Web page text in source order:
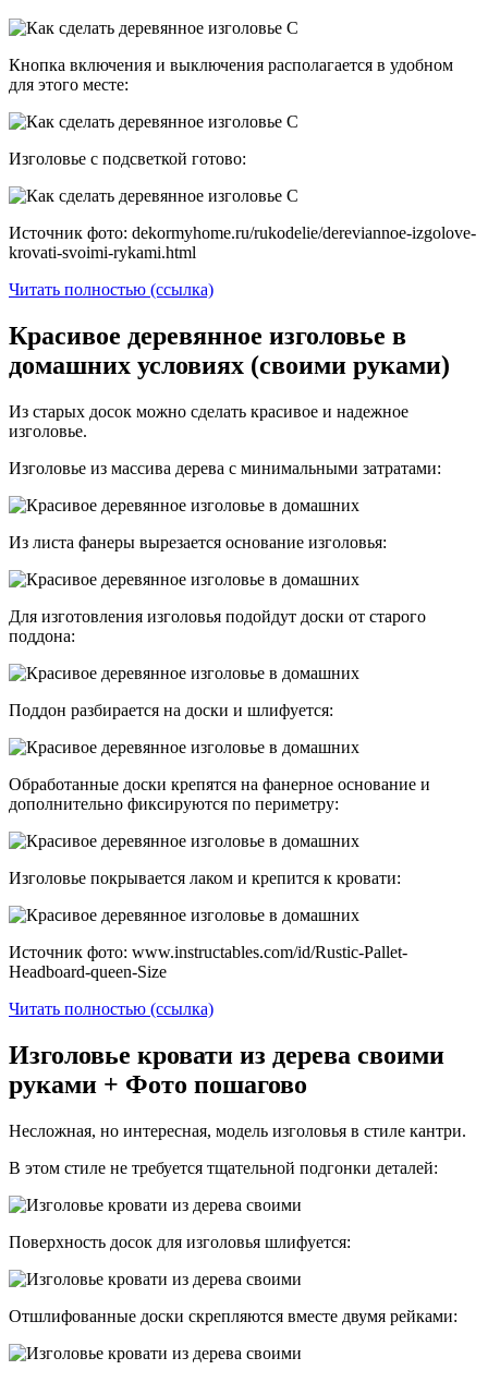
Кнопка включения и выключения располагается в удобном
для этого месте:
Изголовье с подсветкой готово:
Источник фото: dekormyhome.ru/rukodelie/dereviannoe-izgolove-
krovati-svoimi-rykami.html
Читать полностью (ссылка)
Красивое деревянное изголовье в
домашних условиях (своими руками)
Из старых досок можно сделать красивое и надежное
изголовье.
Изголовье из массива дерева с минимальными затратами:
Из листа фанеры вырезается основание изголовья:
Для изготовления изголовья подойдут доски от старого
поддона:
Поддон разбирается на доски и шлифуется:
Обработанные доски крепятся на фанерное основание и
дополнительно фиксируются по периметру:
Изголовье покрывается лаком и крепится к кровати:
Источник фото: www.instructables.com/id/Rustic-Pallet-
Headboard-queen-Size
Читать полностью (ссылка)
Изголовье кровати из дерева своими
руками + Фото пошагово
Несложная, но интересная, модель изголовья в стиле кантри.
В этом стиле не требуется тщательной подгонки деталей:
Поверхность досок для изголовья шлифуется:
Отшлифованные доски скрепляются вместе двумя рейками: